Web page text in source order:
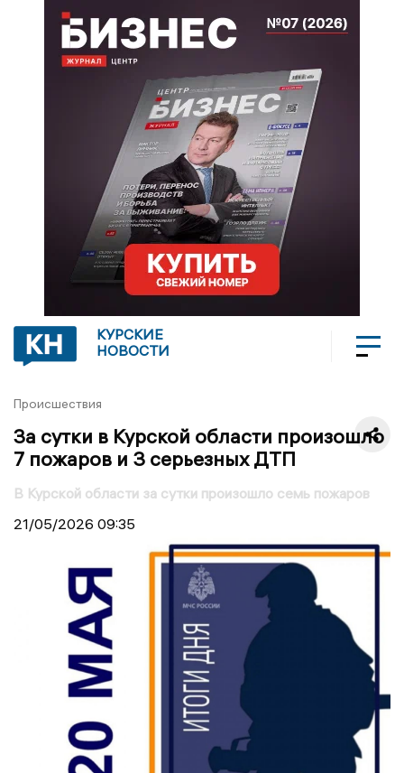
КУРСКИЕ
НОВОСТИ
Происшествия
За сутки в Курской области произошло
7 пожаров и 3 серьезных ДТП
В Курской области за сутки произошло семь пожаров
21/05/2026 09:35